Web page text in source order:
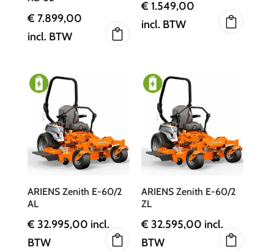
€ 7.899,00
incl. BTW
€ 1.549,00
incl. BTW
ARIENS Zenith E-60/2
AL
€ 32.995,00 incl.
BTW
ARIENS Zenith E-60/2
ZL
€ 32.595,00 incl.
BTW